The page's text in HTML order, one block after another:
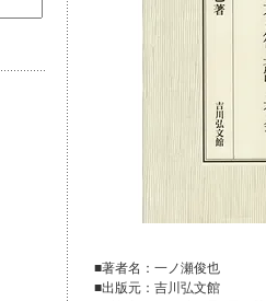
■著者名：一ノ瀬俊也
■出版元：吉川弘文館